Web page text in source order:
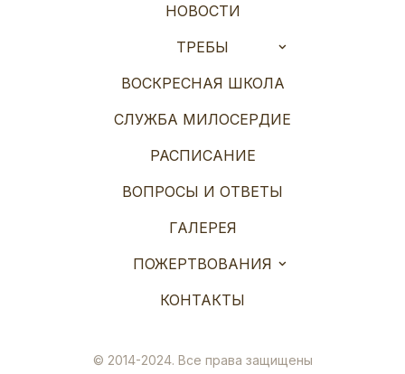
НОВОСТИ
ТРЕБЫ
ВОСКРЕСНАЯ ШКОЛА
СЛУЖБА МИЛОСЕРДИЕ
РАСПИСАНИЕ
ВОПРОСЫ И ОТВЕТЫ
ГАЛЕРЕЯ
ПОЖЕРТВОВАНИЯ
КОНТАКТЫ
© 2014-2024. Все права защищены